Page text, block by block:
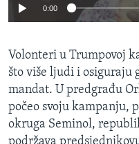
0:00
​Volonteri u Trumpovoj
što više ljudi i osiguraju
mandat. U predgrađu
počeo svoju kampanju,
okruga Seminol,